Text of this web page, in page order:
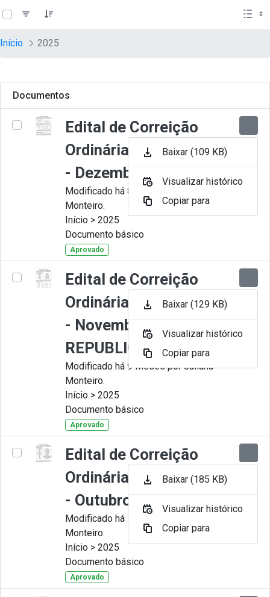
Pular para o Conteúdo principal
teste descricao
Início 2025
Documentos
Edital de Correição
Ordinária nº 012-2025
- Dezembro
Modificado há 8 Meses por Juliana
Monteiro.
Início > 2025
Documento básico
Aprovado
Edital de Correição
Ordinária nº 011-2025
- Novembro -
REPUBLICADO
Modificado há 9 Meses por Juliana
Monteiro.
Início > 2025
Documento básico
Aprovado
Edital de Correição
Ordinária nº 010-2025
- Outubro
Modificado há 11 Meses por Juliana
Monteiro.
Início > 2025
Documento básico
Aprovado
Baixar (109 KB)
Visualizar histórico
Copiar para
Baixar (129 KB)
Visualizar histórico
Copiar para
Baixar (185 KB)
Visualizar histórico
Copiar para